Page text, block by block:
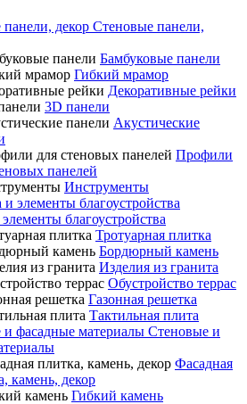
Стеновые панели,
Бамбуковые панели
Гибкий мрамор
Декоративные рейки
3D панели
Акустические
Профили
панелей
Инструменты
благоустройства
Тротуарная плитка
Бордюрный камень
Изделия из гранита
Обустройство террас
Газонная решетка
Тактильная плита
Стеновые и
Фасадная
камень, декор
Гибкий камень